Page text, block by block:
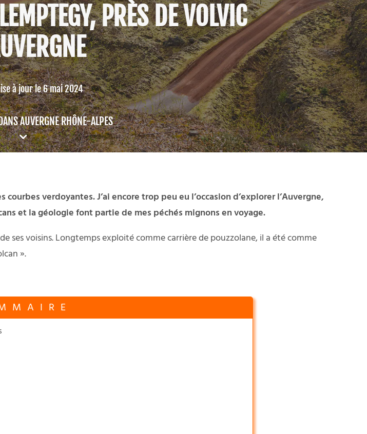
PRÈS DE VOLVIC
à jour le 6 mai 2024
AUVERGNE RHÔNE-ALPES
verdoyantes. J’ai encore trop peu eu l’occasion d’explorer l’Auvergne,
et la géologie font partie de mes péchés mignons en voyage.
ses voisins. Longtemps exploité comme carrière de pouzzolane, il a été comme
».